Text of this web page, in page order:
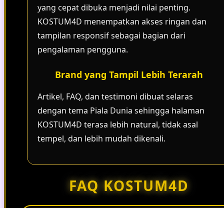
yang cepat dibuka menjadi nilai penting.
KOSTUM4D menempatkan akses ringan dan
tampilan responsif sebagai bagian dari
pengalaman pengguna.
Brand yang Tampil Lebih Terarah
Artikel, FAQ, dan testimoni dibuat selaras
dengan tema Piala Dunia sehingga halaman
KOSTUM4D terasa lebih natural, tidak asal
tempel, dan lebih mudah dikenali.
FAQ KOSTUM4D